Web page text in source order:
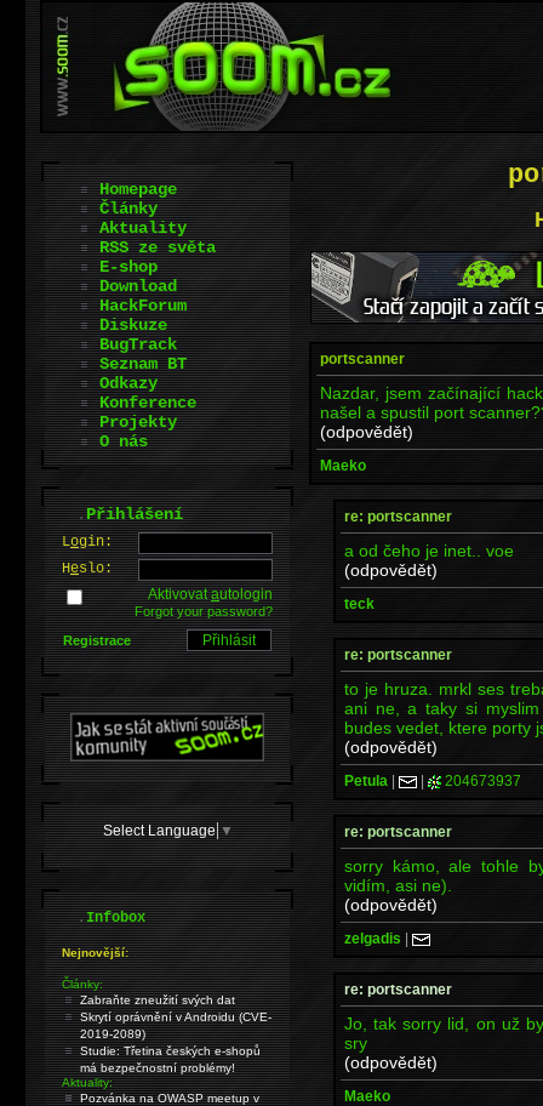
portscanner
Nazdar, jsem začínající
našel a spustil port
(odpovědět)
Maeko
re: portscanner
a od čeho je inet.. voe
(odpovědět)
teck
re: portscanner
to je hruza. mrkl ses
ani ne, a taky si
budes vedet, ktere porty
(odpovědět)
Petula | | 204673937
re: portscanner
sorry kámo, ale tohle
vidím, asi ne).
(odpovědět)
zelgadis |
re: portscanner
Jo, tak sorry lid, on už
sry
(odpovědět)
Maeko
Homepage
Články
Aktuality
RSS ze světa
E-shop
Download
HackForum
Diskuze
BugTrack
Seznam BT
Odkazy
Konference
Projekty
O nás
.Přihlášení
Login:
Heslo:
Aktivovatautologin
Forgot your password?
Registrace
Select Language ▼
.Infobox
Nejnovější:
Články:
Zabraňte zneužití svých dat
Skrytí oprávnění v Androidu (CVE-
2019-2089)
Studie: Třetina českých e-shopů
má bezpečnostní problémy!
Aktuality:
Pozvánka na OWASP meetup v